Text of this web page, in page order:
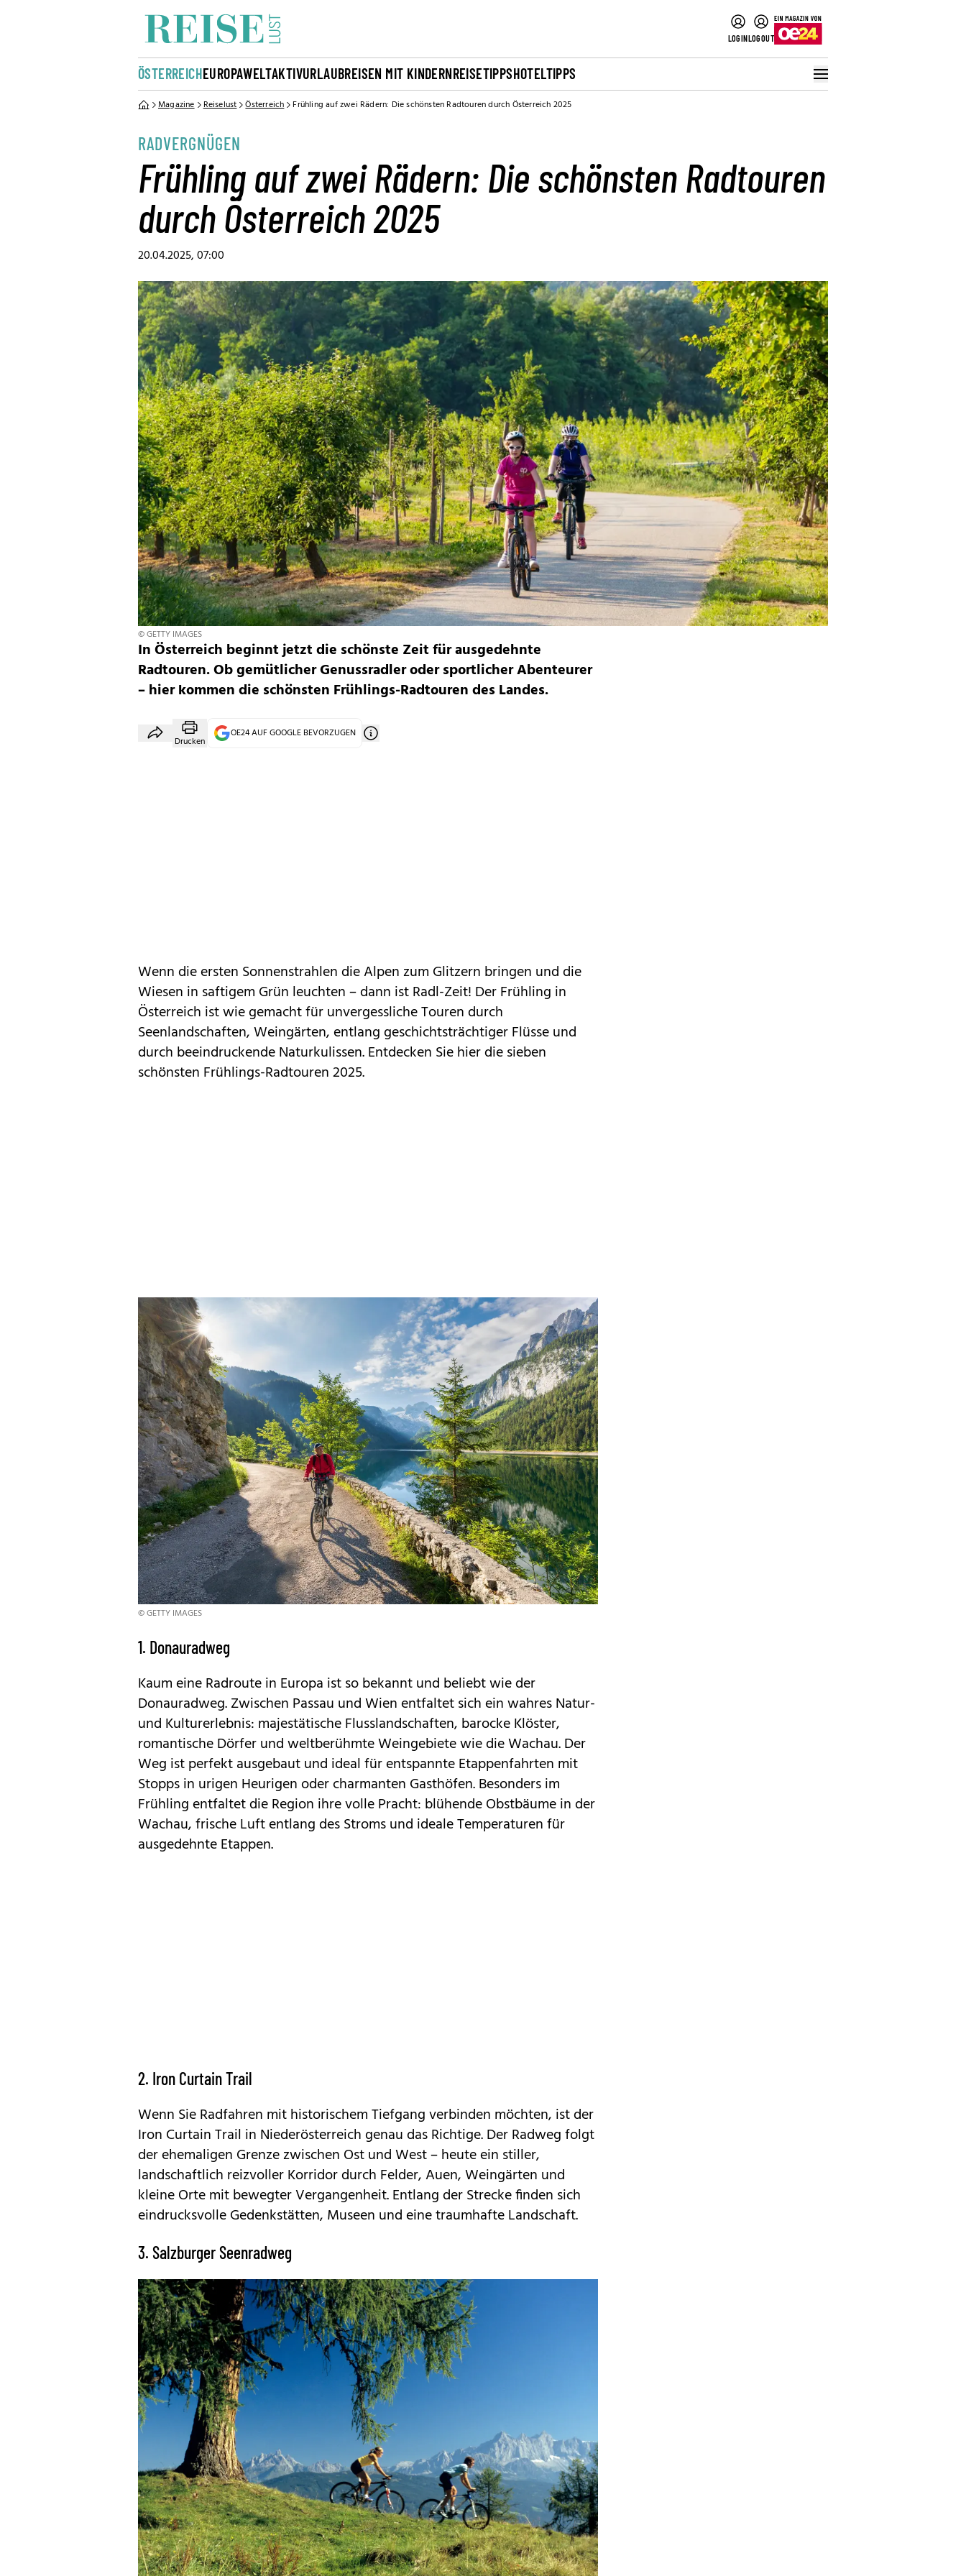
LOGINLOGOUT
ÖSTERREICHEUROPAWELTAKTIVURLAUBREISEN MIT KINDERNREISETIPPSHOTELTIPPS
Magazine Reiselust Österreich Frühling auf zwei Rädern: Die schönsten Radtouren durch Österreich 2025
RADVERGNÜGEN
Frühling auf zwei Rädern: Die schönsten Radtouren
durch Österreich 2025
20.04.2025, 07:00
© GETTY IMAGES
In Österreich beginnt jetzt die schönste Zeit für ausgedehnte
Radtouren. Ob gemütlicher Genussradler oder sportlicher Abenteurer
– hier kommen die schönsten Frühlings-Radtouren des Landes.
Drucken
OE24 AUF GOOGLE BEVORZUGEN
Wenn die ersten Sonnenstrahlen die Alpen zum Glitzern bringen und die
Wiesen in saftigem Grün leuchten – dann ist Radl-Zeit! DerFrühling in
Österreich ist wie gemacht für unvergessliche Touren durch
Seenlandschaften, Weingärten, entlang geschichtsträchtiger Flüsse und
durch beeindruckende Naturkulissen. Entdecken Sie hier die sieben
schönsten Frühlings-Radtouren 2025.
© GETTY IMAGES
1. Donauradweg
Kaum eine Radroute in Europa ist so bekannt und beliebt wie der
Donauradweg. Zwischen Passau und Wien entfaltet sich ein wahres Natur-
und Kulturerlebnis: majestätische Flusslandschaften, barocke Klöster,
romantische Dörfer und weltberühmte Weingebiete wie die Wachau. Der
Weg ist perfekt ausgebaut und ideal für entspannte Etappenfahrten mit
Stopps in urigen Heurigen oder charmanten Gasthöfen. Besonders im
Frühling entfaltet die Region ihre volle Pracht: blühende Obstbäume in der
Wachau, frische Luft entlang des Stroms und ideale Temperaturen für
ausgedehnte Etappen.
2. Iron Curtain Trail
Wenn Sie Radfahren mit historischem Tiefgang verbinden möchten, ist der
Iron Curtain Trail in Niederösterreich genau das Richtige. Der Radweg folgt
der ehemaligen Grenze zwischen Ost und West – heute ein stiller,
landschaftlich reizvoller Korridor durch Felder, Auen, Weingärten und
kleine Orte mit bewegter Vergangenheit. Entlang der Strecke finden sich
eindrucksvolle Gedenkstätten, Museen und eine traumhafte Landschaft.
3. Salzburger Seenradweg